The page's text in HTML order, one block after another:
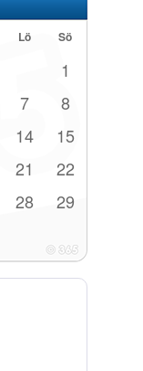
Lö Sö
1
7 8
14 15
21 22
28 29